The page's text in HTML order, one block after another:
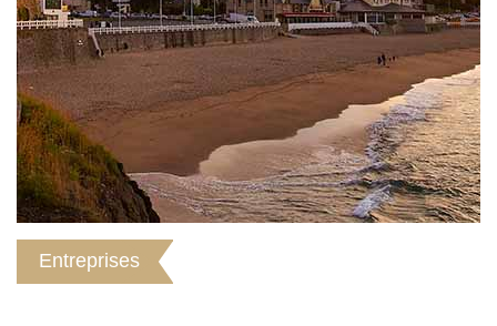
Entreprises